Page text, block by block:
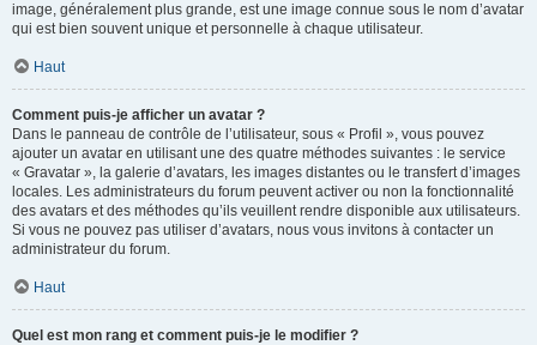
image, généralement plus grande, est une image connue sous le nom d’avatar
qui est bien souvent unique et personnelle à chaque utilisateur.
Haut
Comment puis-je afficher un avatar ?
Dans le panneau de contrôle de l’utilisateur, sous « Profil », vous pouvez
ajouter un avatar en utilisant une des quatre méthodes suivantes : le service
« Gravatar », la galerie d’avatars, les images distantes ou le transfert d’images
locales. Les administrateurs du forum peuvent activer ou non la fonctionnalité
des avatars et des méthodes qu’ils veuillent rendre disponible aux utilisateurs.
Si vous ne pouvez pas utiliser d’avatars, nous vous invitons à contacter un
administrateur du forum.
Haut
Quel est mon rang et comment puis-je le modifier ?